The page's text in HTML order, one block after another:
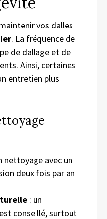
vos dalles
. La fréquence de
de dallage et de
Ainsi, certaines
entretien plus
nettoyage avec un
deux fois par an
: un
conseillé, surtout